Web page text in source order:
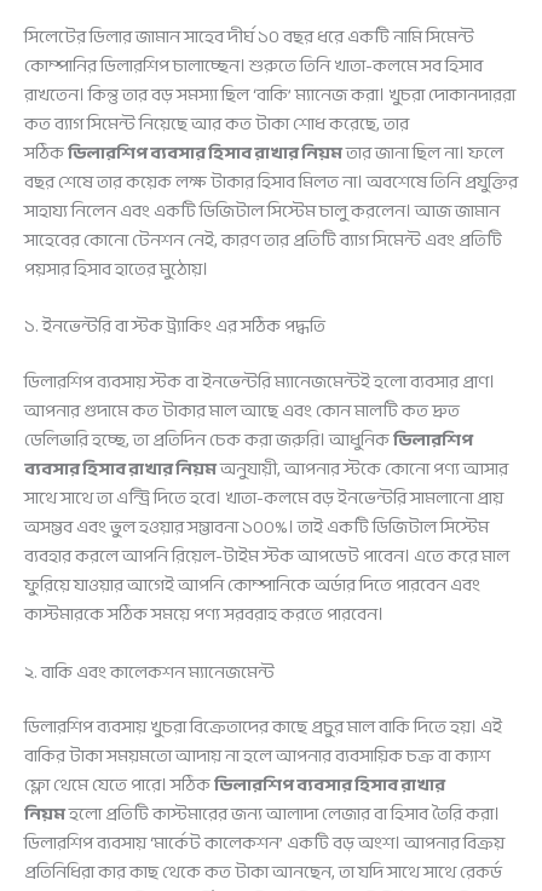
সিলেটের ডিলার জামান সাহেব দীর্ঘ ১০ বছর ধরে একটি নামি সিমেন্ট
কোম্পানির ডিলারশিপ চালাচ্ছেন। শুরুতে তিনি খাতা-কলমে সব হিসাব
রাখতেন। কিন্তু তার বড় সমস্যা ছিল ‘বাকি’ ম্যানেজ করা। খুচরা দোকানদাররা
কত ব্যাগ সিমেন্ট নিয়েছে আর কত টাকা শোধ করেছে, তার
সঠিকডিলারশিপ ব্যবসার হিসাব রাখার নিয়মতার জানা ছিল না। ফলে
বছর শেষে তার কয়েক লক্ষ টাকার হিসাব মিলত না। অবশেষে তিনি প্রযুক্তির
সাহায্য নিলেন এবং একটি ডিজিটাল সিস্টেম চালু করলেন। আজ জামান
সাহেবের কোনো টেনশন নেই, কারণ তার প্রতিটি ব্যাগ সিমেন্ট এবং প্রতিটি
পয়সার হিসাব হাতের মুঠোয়।
১. ইনভেন্টরি বা স্টক ট্র্যাকিং এর সঠিক পদ্ধতি
ডিলারশিপ ব্যবসায় স্টক বা ইনভেন্টরি ম্যানেজমেন্টই হলো ব্যবসার প্রাণ।
আপনার গুদামে কত টাকার মাল আছে এবং কোন মালটি কত দ্রুত
ডেলিভারি হচ্ছে, তা প্রতিদিন চেক করা জরুরি। আধুনিকডিলারশিপ
ব্যবসার হিসাব রাখার নিয়মঅনুযায়ী, আপনার স্টকে কোনো পণ্য আসার
সাথে সাথে তা এন্ট্রি দিতে হবে। খাতা-কলমে বড় ইনভেন্টরি সামলানো প্রায়
অসম্ভব এবং ভুল হওয়ার সম্ভাবনা ১০০%। তাই একটি ডিজিটাল সিস্টেম
ব্যবহার করলে আপনি রিয়েল-টাইম স্টক আপডেট পাবেন। এতে করে মাল
ফুরিয়ে যাওয়ার আগেই আপনি কোম্পানিকে অর্ডার দিতে পারবেন এবং
কাস্টমারকে সঠিক সময়ে পণ্য সরবরাহ করতে পারবেন।
২. বাকি এবং কালেকশন ম্যানেজমেন্ট
ডিলারশিপ ব্যবসায় খুচরা বিক্রেতাদের কাছে প্রচুর মাল বাকি দিতে হয়। এই
বাকির টাকা সময়মতো আদায় না হলে আপনার ব্যবসায়িক চক্র বা ক্যাশ
ফ্লো থেমে যেতে পারে। সঠিকডিলারশিপ ব্যবসার হিসাব রাখার
নিয়মহলো প্রতিটি কাস্টমারের জন্য আলাদা লেজার বা হিসাব তৈরি করা।
ডিলারশিপ ব্যবসায় ‘মার্কেট কালেকশন’ একটি বড় অংশ। আপনার বিক্রয়
প্রতিনিধিরা কার কাছ থেকে কত টাকা আনছেন, তা যদি সাথে সাথে রেকর্ড